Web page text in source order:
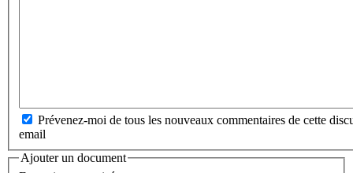
Prévenez-moi de tous les nouveaux commentaires de cette
email
Ajouter un document